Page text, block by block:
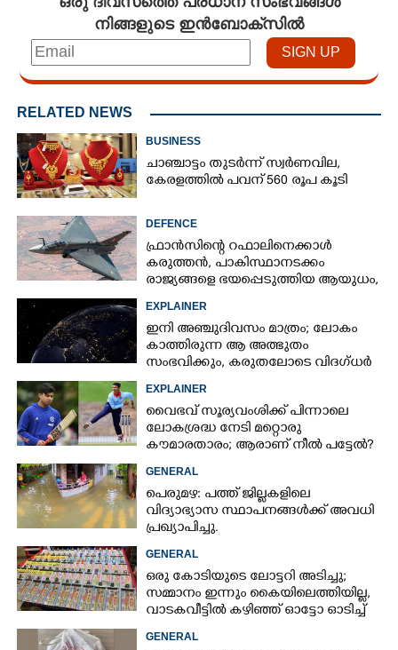
നിങ്ങളുടെ ഇൻബോക്സിൽ
RELATED NEWS
BUSINESS
ചാഞ്ചാട്ടം തുടർന്ന് സ്വർണവില,
കേരളത്തിൽ പവന് 560 രൂപ കൂടി
DEFENCE
ഫ്രാൻസിന്റെ റഫാലിനെക്കാൾ
കരുത്തൻ,​ പാകിസ്ഥാനടക്കം
രാജ്യങ്ങളെ ഭയപ്പെടുത്തിയ ആയുധം,​
EXPLAINER
ഇനി അഞ്ചുദിവസം മാത്രം; ലോകം
കാത്തിരുന്ന ആ അത്ഭുതം
സംഭവിക്കും, കരുതലോടെ വിദഗ്ധർ
EXPLAINER
വൈഭവ് സൂര്യവംശിക്ക് പിന്നാലെ
ലോകശ്രദ്ധ നേടി മറ്റൊരു
കൗമാരതാരം; ആരാണ് നീൽ പട്ടേൽ?
GENERAL
പെരുമഴ: പത്ത് ജില്ലകളിലെ
വിദ്യാഭ്യാസ സ്ഥാപനങ്ങൾക്ക് അവധി
പ്രഖ്യാപിച്ചു.
GENERAL
ഒരു കോടിയുടെ ലോട്ടറി അടിച്ചു;
സമ്മാനം ഇന്നും കൈയിലെത്തിയില്ല,
വാടകവീട്ടിൽ കഴിഞ്ഞ് ഓട്ടോ ഓടിച്ച്
GENERAL
Share this link